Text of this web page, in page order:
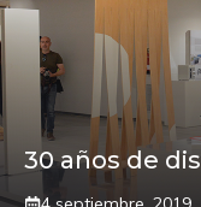
30 años de